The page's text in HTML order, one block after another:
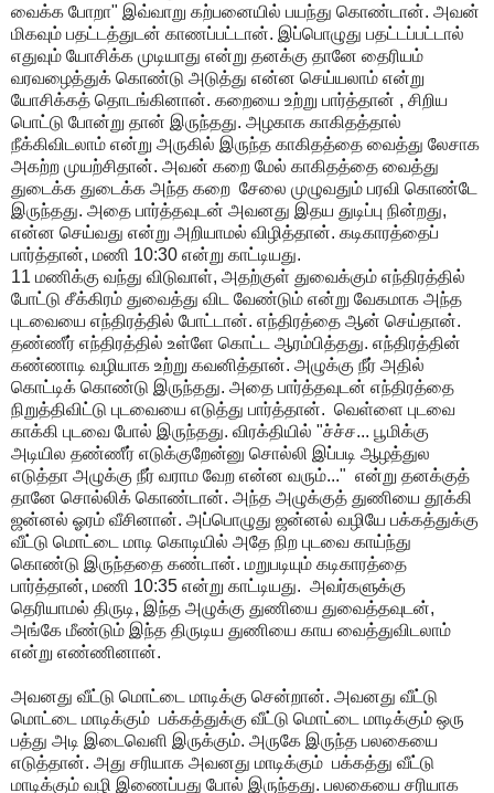
வைக்க போறா" இவ்வாறு கற்பனையில் பயந்து கொண்டான். அவன்
மிகவும் பதட்டத்துடன் காணப்பட்டான். இப்பொழுது பதட்டப்பட்டால்
எதுவும் யோசிக்க முடியாது என்று தனக்கு தானே தைரியம்
வரவழைத்துக் கொண்டு அடுத்து என்ன செய்யலாம் என்று
யோசிக்கத் தொடங்கினான். கறையை உற்று பார்த்தான் , சிறிய
பொட்டு போன்று தான் இருந்தது. அழகாக காகிதத்தால்
நீக்கிவிடலாம் என்று அருகில் இருந்த காகிதத்தை வைத்து லேசாக
அகற்ற முயற்சிதான். அவன் கறை மேல் காகிதத்தை வைத்து
துடைக்க துடைக்க அந்த கறை சேலை முழுவதும் பரவி கொண்டே
இருந்தது. அதை பார்த்தவுடன் அவனது இதய துடிப்பு நின்றது,
என்ன செய்வது என்று அறியாமல் விழித்தான். கடிகாரத்தைப்
பார்த்தான், மணி 10:30 என்று காட்டியது.
11 மணிக்கு வந்து விடுவாள், அதற்குள் துவைக்கும் எந்திரத்தில்
போட்டு சீக்கிரம் துவைத்து விட வேண்டும் என்று வேகமாக அந்த
புடவையை எந்திரத்தில் போட்டான். எந்திரத்தை ஆன் செய்தான்.
தண்ணீர் எந்திரத்தில் உள்ளே கொட்ட ஆரம்பித்தது. எந்திரத்தின்
கண்ணாடி வழியாக உற்று கவனித்தான். அழுக்கு நீர் அதில்
கொட்டிக் கொண்டு இருந்தது. அதை பார்த்தவுடன் எந்திரத்தை
நிறுத்திவிட்டு புடவையை எடுத்து பார்த்தான். வெள்ளை புடவை
காக்கி புடவை போல் இருந்தது. விரக்தியில் "ச்ச்ச... பூமிக்கு
அடியில தண்ணீர் எடுக்குறேன்னு சொல்லி இப்படி ஆழத்துல
எடுத்தா அழுக்கு நீர் வராம வேற என்ன வரும்..." என்று தனக்குத்
தானே சொல்லிக் கொண்டான். அந்த அழுக்குத் துணியை தூக்கி
ஜன்னல் ஓரம் வீசினான். அப்பொழுது ஜன்னல் வழியே பக்கத்துக்கு
வீட்டு மொட்டை மாடி கொடியில் அதே நிற புடவை காய்ந்து
கொண்டு இருந்ததை கண்டான். மறுபடியும் கடிகாரத்தை
பார்த்தான், மணி 10:35 என்று காட்டியது. அவர்களுக்கு
தெரியாமல் திருடி, இந்த அழுக்கு துணியை துவைத்தவுடன்,
அங்கே மீண்டும் இந்த திருடிய துணியை காய வைத்துவிடலாம்
என்று எண்ணினான்.
அவனது வீட்டு மொட்டை மாடிக்கு சென்றான். அவனது வீட்டு
மொட்டை
மாடிக்கும் பக்கத்துக்கு வீட்டு மொட்டை மாடிக்கும் ஒரு
பத்து அடி இடைவெளி இருக்கும். அருகே இருந்த பலகையை
எடுத்தான். அது சரியாக அவனது மாடிக்கும் பக்கத்து வீட்டு
மாடிக்கும் வழி இணைப்பது போல் இருந்தது. பலகையை சரியாக